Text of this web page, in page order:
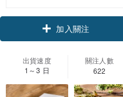
加入關注
出貨速度
1～3 日
關注人數
622